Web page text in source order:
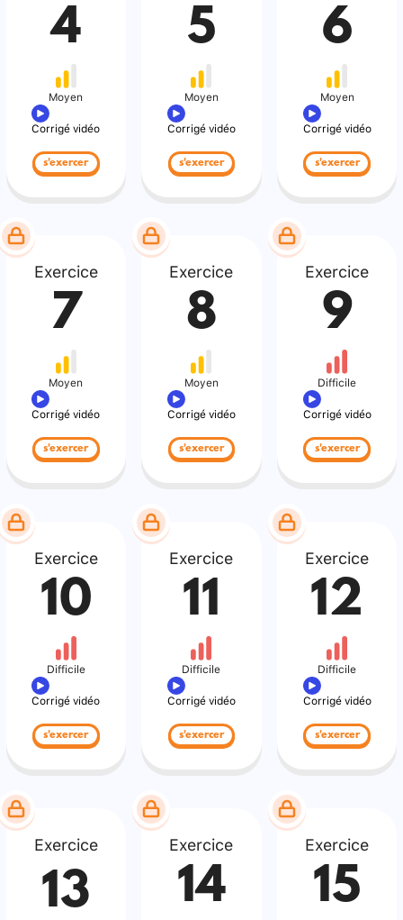
4
Moyen
Corrigé vidéo
s'exercer
5
Moyen
Corrigé vidéo
s'exercer
6
Moyen
Corrigé vidéo
s'exercer
Exercice
7
Moyen
Corrigé vidéo
s'exercer
Exercice
8
Moyen
Corrigé vidéo
s'exercer
Exercice
9
Difficile
Corrigé vidéo
s'exercer
Exercice
10
Difficile
Corrigé vidéo
s'exercer
Exercice
11
Difficile
Corrigé vidéo
s'exercer
Exercice
12
Difficile
Corrigé vidéo
s'exercer
Exercice
13
Exercice
14
Exercice
15